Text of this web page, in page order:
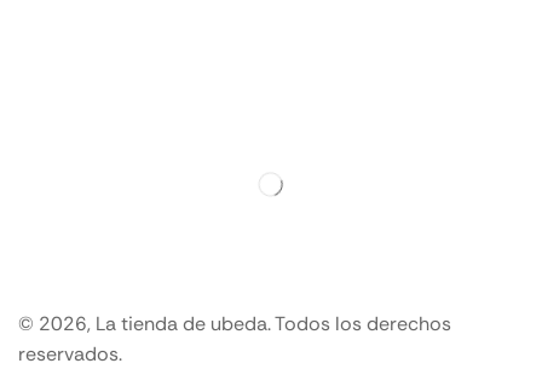
© 2026, La tienda de ubeda. Todos los derechos
reservados.